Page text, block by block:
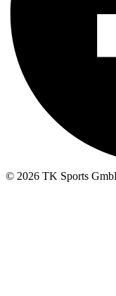
© 2026 TK Sports